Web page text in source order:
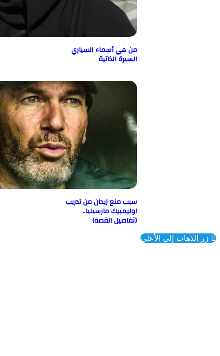
من هي أسماء السياري
السيرة الذاتية
سبب منع زيدان من تدريب
اوليمبيك مارسيليا..
(تفاصيل القصة)
إلى الأعلى